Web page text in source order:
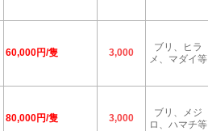
60,000円/隻 3,000
ブリ、ヒラ
メ、マダイ等
80,000円/隻 3,000
ブリ、メジ
ロ、ハマチ等